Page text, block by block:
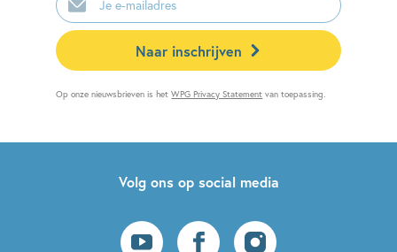
mailadres
Naar inschrijven
Op onze nieuwsbrieven is hetWPG Privacy Statement van toepassing.
Volg ons op social media